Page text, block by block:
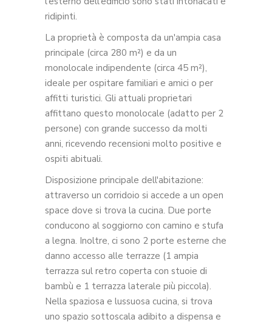
ridipinti.
La proprietà è composta da un'ampia casa
principale (circa 280 m²) e da un
monolocale indipendente (circa 45 m²),
ideale per ospitare familiari e amici o per
affitti turistici. Gli attuali proprietari
affittano questo monolocale (adatto per 2
persone) con grande successo da molti
anni, ricevendo recensioni molto positive e
ospiti abituali.
Disposizione principale dell'abitazione:
attraverso un corridoio si accede a un open
space dove si trova la cucina. Due porte
conducono al soggiorno con camino e stufa
a legna. Inoltre, ci sono 2 porte esterne che
danno accesso alle terrazze (1 ampia
terrazza sul retro coperta con stuoie di
bambù e 1 terrazza laterale più piccola).
Nella spaziosa e lussuosa cucina, si trova
uno spazio sottoscala adibito a dispensa e